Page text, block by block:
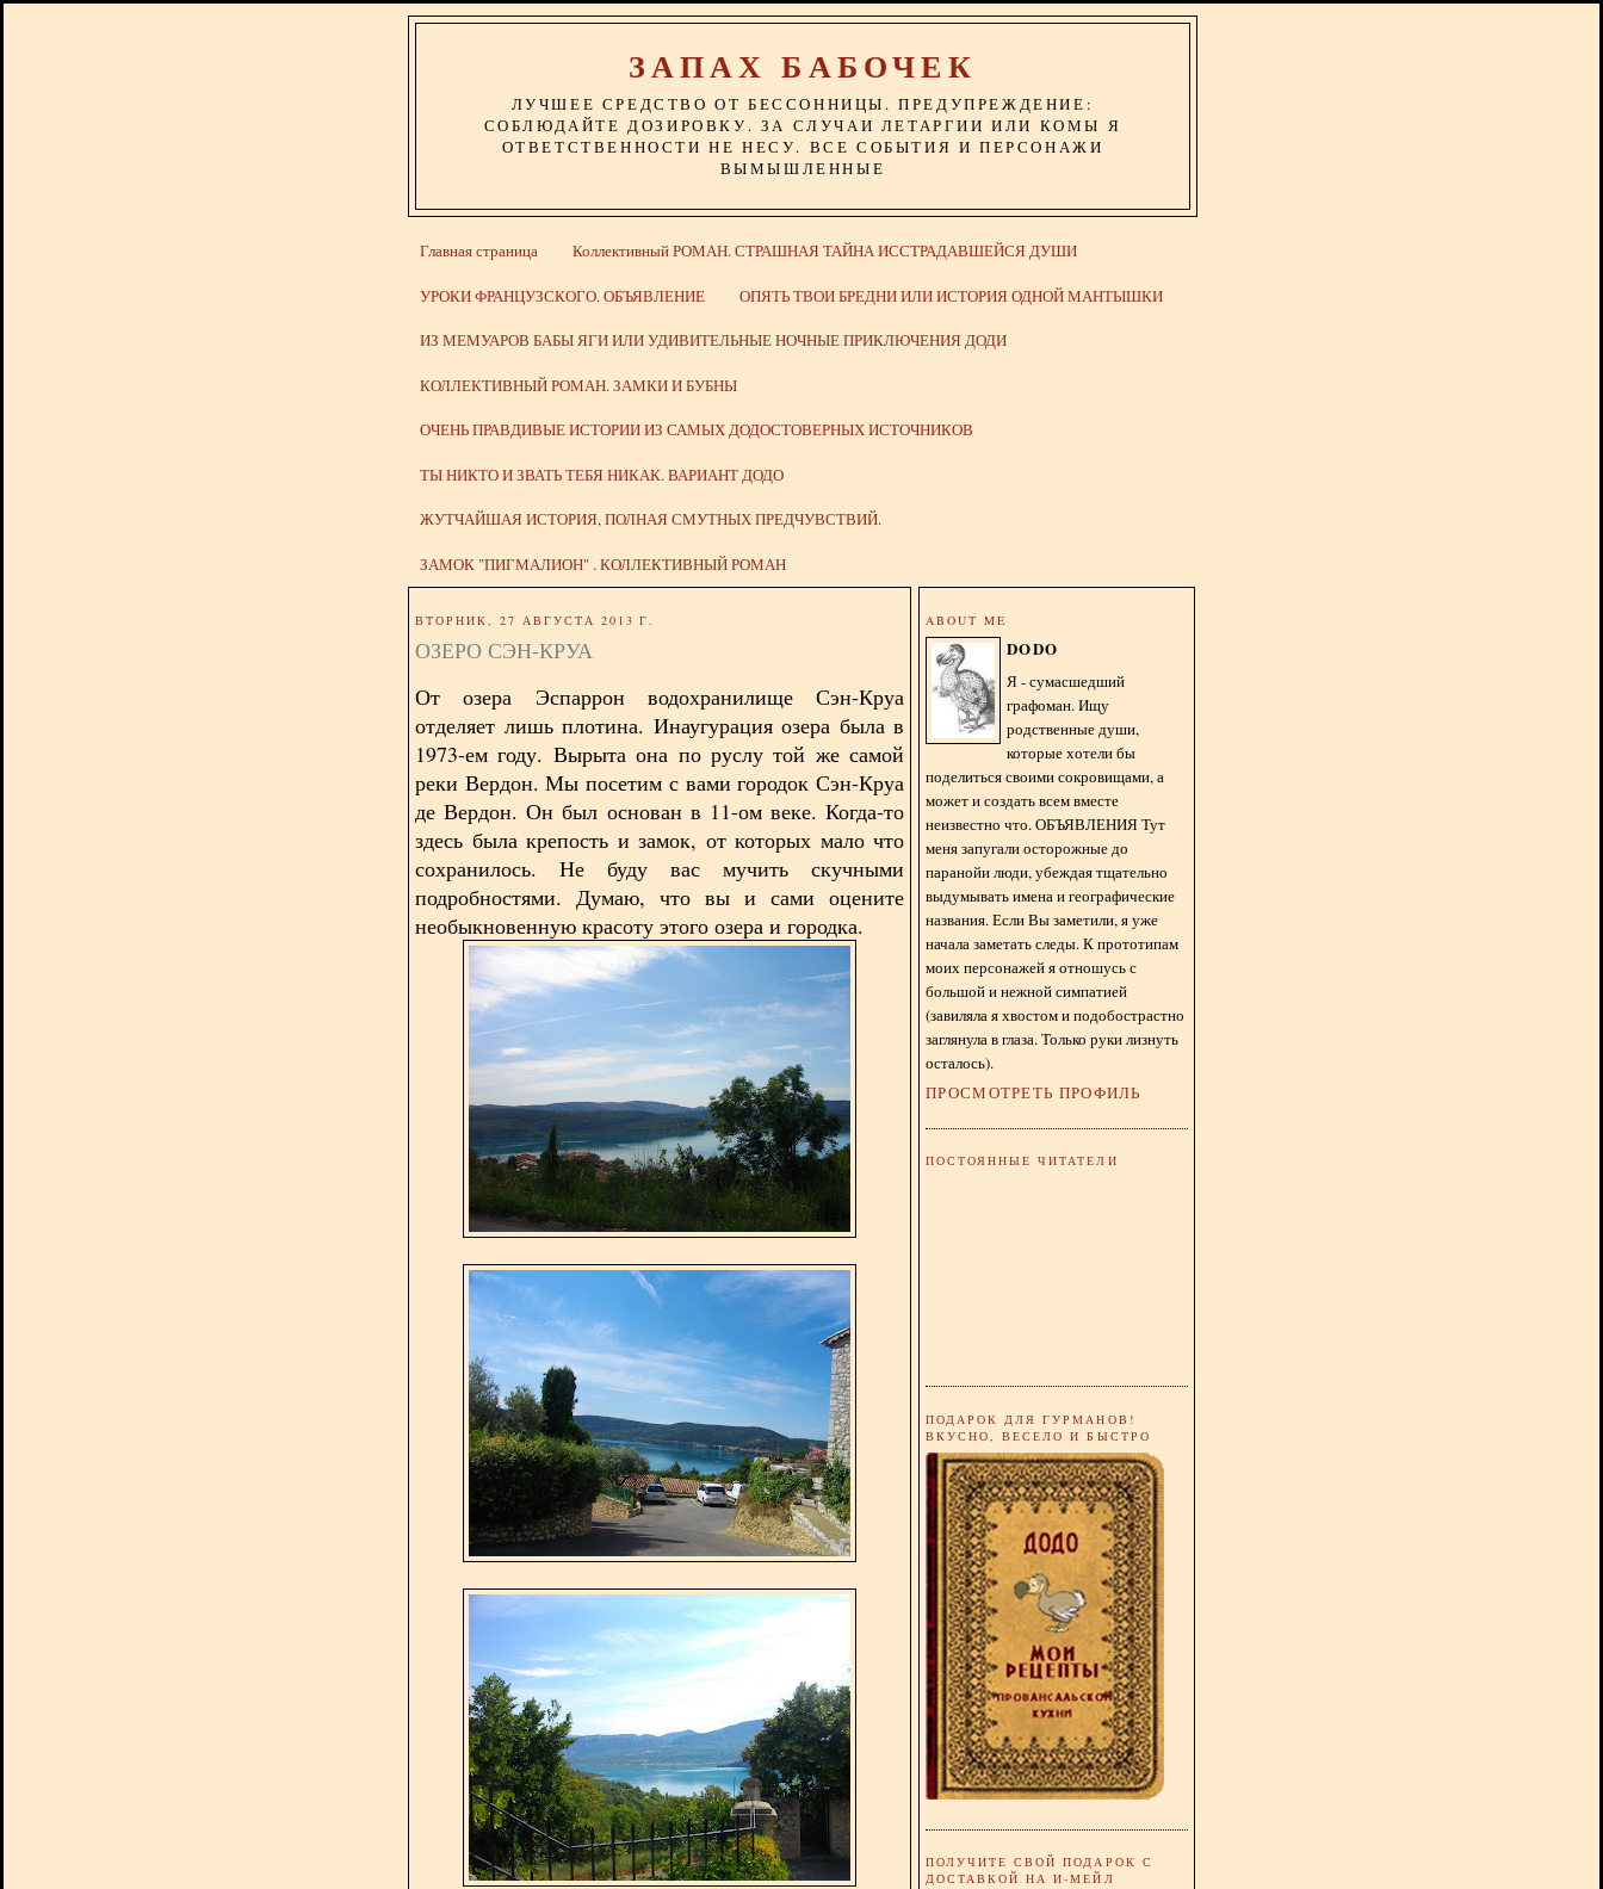
ЗАПАХ БАБОЧЕК
ЛУЧШЕЕ СРЕДСТВО ОТ БЕССОННИЦЫ. ПРЕДУПРЕЖДЕНИЕ:
СОБЛЮДАЙТЕ ДОЗИРОВКУ. ЗА СЛУЧАИ ЛЕТАРГИИ ИЛИ КОМЫ Я
ОТВЕТСТВЕННОСТИ НЕ НЕСУ. ВСЕ СОБЫТИЯ И ПЕРСОНАЖИ
ВЫМЫШЛЕННЫЕ
Главная страница Коллективный РОМАН. СТРАШНАЯ ТАЙНА ИССТРАДАВШЕЙСЯ ДУШИ
УРОКИ ФРАНЦУЗСКОГО. ОБЪЯВЛЕНИЕ ОПЯТЬ ТВОИ БРЕДНИ ИЛИ ИСТОРИЯ ОДНОЙ МАНТЫШКИ
ИЗ МЕМУАРОВ БАБЫ ЯГИ ИЛИ УДИВИТЕЛЬНЫЕ НОЧНЫЕ ПРИКЛЮЧЕНИЯ ДОДИ
КОЛЛЕКТИВНЫЙ РОМАН. ЗАМКИ И БУБНЫ
ОЧЕНЬ ПРАВДИВЫЕ ИСТОРИИ ИЗ САМЫХ ДОДОСТОВЕРНЫХ ИСТОЧНИКОВ
ТЫ НИКТО И ЗВАТЬ ТЕБЯ НИКАК. ВАРИАНТ ДОДО
ЖУТЧАЙШАЯ ИСТОРИЯ, ПОЛНАЯ СМУТНЫХ ПРЕДЧУВСТВИЙ.
ЗАМОК "ПИГМАЛИОН" . КОЛЛЕКТИВНЫЙ РОМАН
ВТОРНИК, 27 АВГУСТА 2013 Г.
ОЗЕРО СЭН-КРУА
От озера Эспаррон водохранилище Сэн-Круа
отделяет лишь плотина. Инаугурация озера была в
1973-ем году. Вырыта она по руслу той же самой
реки Вердон. Мы посетим с вами городок Сэн-Круа
де Вердон. Он был основан в 11-ом веке. Когда-то
здесь была крепость и замок, от которых мало что
сохранилось. Не буду вас мучить скучными
подробностями. Думаю, что вы и сами оцените
необыкновенную красоту этого озера и городка.
ABOUT ME
DODO
Я - сумасшедший
графоман. Ищу
родственные души,
которые хотели бы
поделиться своими сокровищами, а
может и создать всем вместе
неизвестно что. ОБЪЯВЛЕНИЯ Тут
меня запугали осторожные до
паранойи люди, убеждая тщательно
выдумывать имена и географические
названия. Если Вы заметили, я уже
начала заметать следы. К прототипам
моих персонажей я отношусь с
большой и нежной симпатией
(завиляла я хвостом и подобострастно
заглянула в глаза. Только руки лизнуть
осталось).
ПРОСМОТРЕТЬ ПРОФИЛЬ
ПОСТОЯННЫЕ ЧИТАТЕЛИ
ПОДАРОК ДЛЯ ГУРМАНОВ!
ВКУСНО, ВЕСЕЛО И БЫСТРО
ПОЛУЧИТЕ СВОЙ ПОДАРОК С
ДОСТАВКОЙ НА И-МЕЙЛ